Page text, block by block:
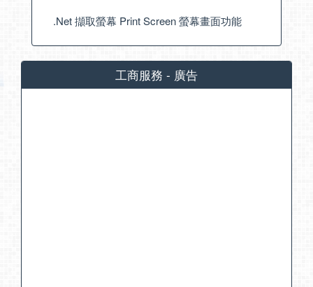
.Net 擷取螢幕 Print Screen 螢幕畫面功能
工商服務 - 廣告